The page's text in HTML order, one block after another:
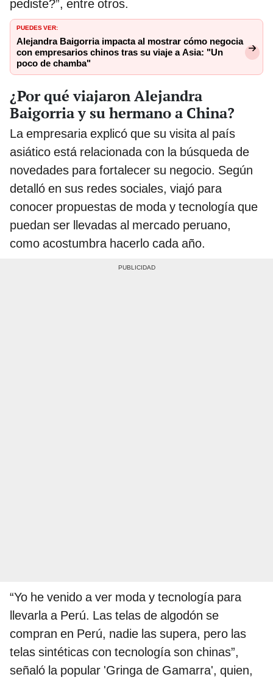
pediste?”, entre otros.
PUEDES VER:
Alejandra Baigorria impacta al mostrar cómo negocia
con empresarios chinos tras su viaje a Asia: "Un
poco de chamba"
¿Por qué viajaron Alejandra
Baigorria y su hermano a China?
La empresaria explicó que su visita al país
asiático está relacionada con la búsqueda de
novedades para fortalecer su negocio. Según
detalló en sus redes sociales, viajó para
conocer propuestas de moda y tecnología que
puedan ser llevadas al mercado peruano,
como acostumbra hacerlo cada año.
“Yo he venido a ver moda y tecnología para
llevarla a Perú. Las telas de algodón se
compran en Perú, nadie las supera, pero las
telas sintéticas con tecnología son chinas”,
señaló la popular 'Gringa de Gamarra', quien,